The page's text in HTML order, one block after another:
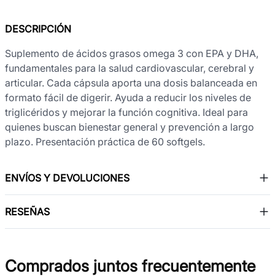
DESCRIPCIÓN
Suplemento de ácidos grasos omega 3 con EPA y DHA,
fundamentales para la salud cardiovascular, cerebral y
articular. Cada cápsula aporta una dosis balanceada en
formato fácil de digerir. Ayuda a reducir los niveles de
triglicéridos y mejorar la función cognitiva. Ideal para
quienes buscan bienestar general y prevención a largo
plazo. Presentación práctica de 60 softgels.
ENVÍOS Y DEVOLUCIONES
RESEÑAS
Comprados juntos frecuentemente